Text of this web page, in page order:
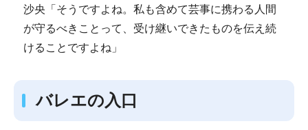
沙央「そうですよね。私も含めて芸事に携わる人間
が守るべきことって、受け継いできたものを伝え続
けることですよね」
バレエの入口